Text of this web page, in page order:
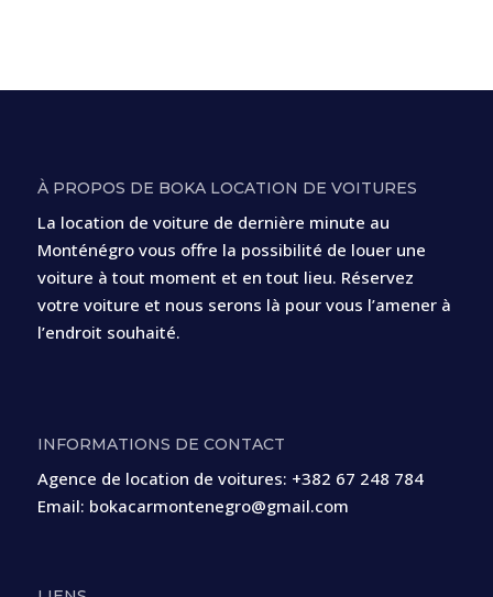
À PROPOS DE BOKA LOCATION DE VOITURES
La location de voiture de dernière minute au
Monténégro vous offre la possibilité de louer une
voiture à tout moment et en tout lieu. Réservez
votre voiture et nous serons là pour vous l’amener à
l’endroit souhaité.
INFORMATIONS DE CONTACT
Agence de location de voitures: +382 67 248 784
Email: bokacarmontenegro@gmail.com